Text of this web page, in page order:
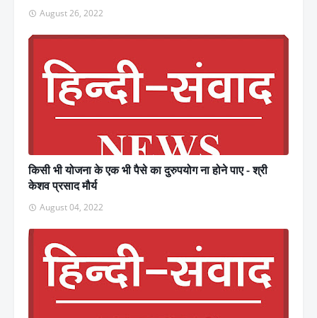
August 26, 2022
किसी भी योजना के एक भी पैसे का दुरुपयोग ना होने पाए - श्री
केशव प्रसाद मौर्य
August 04, 2022